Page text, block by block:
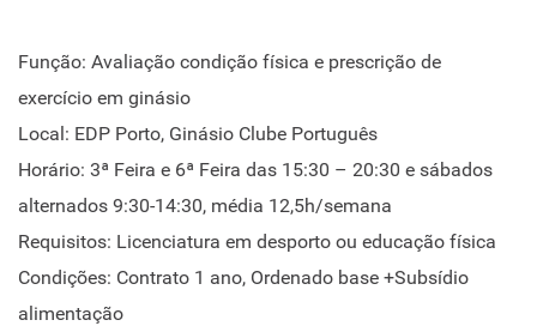
Função: Avaliação condição física e prescrição de
exercício em ginásio
Local: EDP Porto, Ginásio Clube Português
Horário: 3ª Feira e 6ª Feira das 15:30 – 20:30 e sábados
alternados 9:30-14:30, média 12,5h/semana
Requisitos: Licenciatura em desporto ou educação física
Condições: Contrato 1 ano, Ordenado base +Subsídio
alimentação